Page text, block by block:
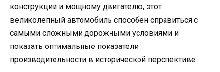
конструкции и мощному двигателю, этот
великолепный автомобиль способен справиться с
самыми сложными дорожными условиями и
показать оптимальные показатели
производительности в исторической перспективе.